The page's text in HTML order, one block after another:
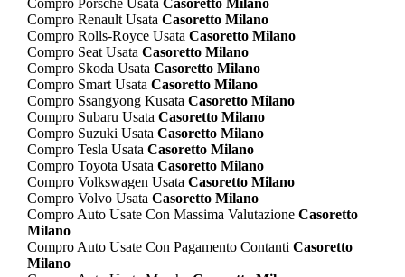
Compro Porsche Usata Casoretto Milano
Compro Renault Usata Casoretto Milano
Compro Rolls-Royce Usata Casoretto Milano
Compro Seat Usata Casoretto Milano
Compro Skoda Usata Casoretto Milano
Compro Smart Usata Casoretto Milano
Compro Ssangyong Kusata Casoretto Milano
Compro Subaru Usata Casoretto Milano
Compro Suzuki Usata Casoretto Milano
Compro Tesla Usata Casoretto Milano
Compro Toyota Usata Casoretto Milano
Compro Volkswagen Usata Casoretto Milano
Compro Volvo Usata Casoretto Milano
Compro Auto Usate Con Massima ValutazioneCasoretto
Milano
Compro Auto Usate Con Pagamento Contanti Casoretto
Milano